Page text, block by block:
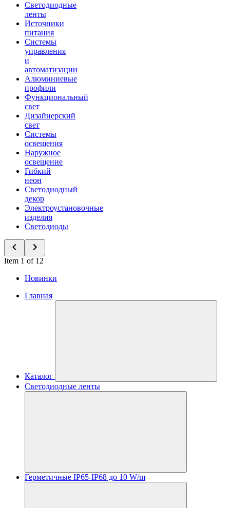
Светодиодные
ленты
Источники
питания
Системы
управления
и
автоматизации
Алюминиевые
профили
Функциональный
свет
Дизайнерский
свет
Системы
освещения
Наружное
освещение
Гибкий
неон
Светодиодный
декор
Электроустановочные
изделия
Светодиоды
Item 1 of 12
Новинки
Главная
Каталог
Светодиодные ленты
Герметичные IP65-IP68 до 10 W/m